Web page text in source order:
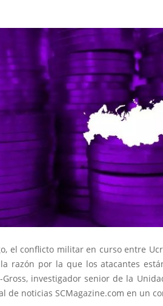
el conflicto militar en curso entre
razón por la que los atacantes
Gross, investigador senior de la
de noticias SCMagazine.com en un